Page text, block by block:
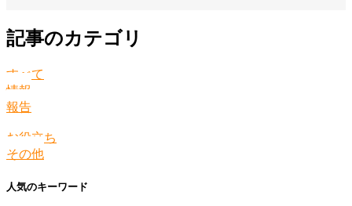
記事のカテゴリ
すべて
情報
報告
お役立ち
その他
人気のキーワード